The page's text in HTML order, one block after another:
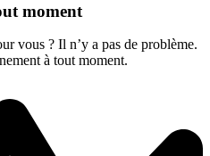
moment
vous ? Il n’y a pas de problème.
à tout moment.